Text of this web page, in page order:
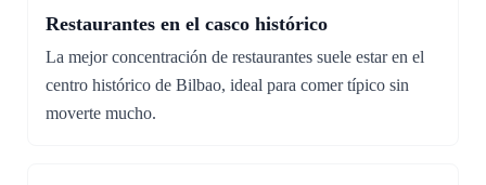
Restaurantes en el casco histórico
La mejor concentración de restaurantes suele estar en el
centro histórico de Bilbao, ideal para comer típico sin
moverte mucho.